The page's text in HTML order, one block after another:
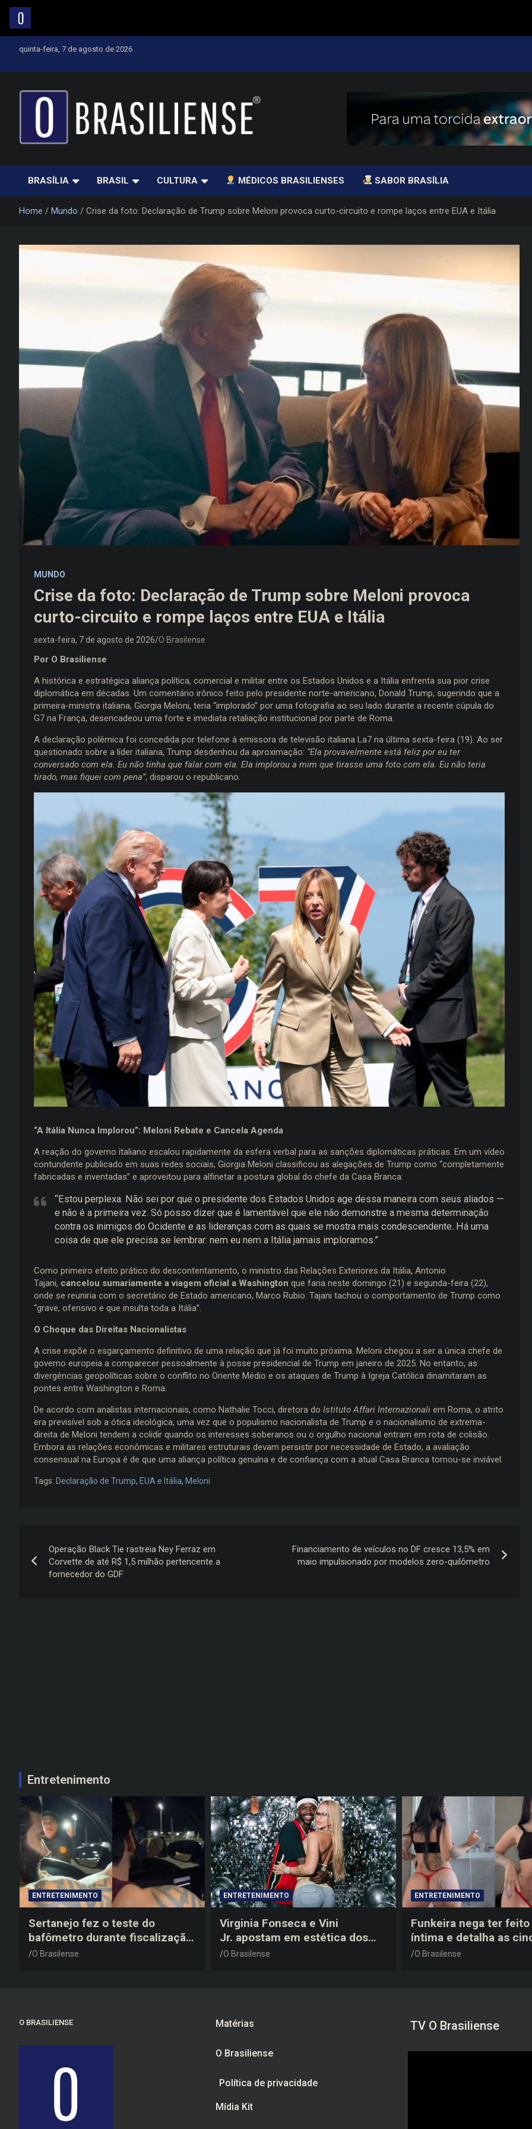
quinta-feira, 7 de agosto de 2026
BRASÍLIA BRASIL CULTURA MÉDICOS BRASILIENSES SABOR BRASÍLIA
Home Mundo Crise da foto: Declaração de Trump sobre Meloni provoca curto-circuito e rompe laços entre EUA e Itália
MUNDO
Crise da foto: Declaração de Trump sobre Meloni provoca
curto-circuito e rompe laços entre EUA e Itália
sexta-feira, 7 de agosto de 2026 O Brasilense
Por O Brasiliense
A histórica e estratégica aliança política, comercial e militar entre os Estados Unidos e a Itália enfrenta sua pior crise
diplomática em décadas. Um comentário irônico feito pelo presidente norte-americano, Donald Trump, sugerindo que a
primeira-ministra italiana, Giorgia Meloni, teria “implorado” por uma fotografia ao seu lado durante a recente cúpula do
G7 na França, desencadeou uma forte e imediata retaliação institucional por parte de Roma.
A declaração polêmica foi concedida por telefone à emissora de televisão italiana La7 na última sexta-feira (19). Ao ser
questionado sobre a líder italiana, Trump desdenhou da aproximação: “Ela provavelmente está feliz por eu ter
conversado com ela. Eu não tinha que falar com ela. Ela implorou a mim que tirasse uma foto com ela. Eu não teria
tirado, mas fiquei com pena”, disparou o republicano.
“A Itália Nunca Implorou”: Meloni Rebate e Cancela Agenda
A reação do governo italiano escalou rapidamente da esfera verbal para as sanções diplomáticas práticas. Em um vídeo
contundente publicado em suas redes sociais, Giorgia Meloni classificou as alegações de Trump como “completamente
fabricadas e inventadas” e aproveitou para alfinetar a postura global do chefe da Casa Branca:
“Estou perplexa. Não sei por que o presidente dos Estados Unidos age dessa maneira com seus aliados —
e não é a primeira vez. Só posso dizer que é lamentável que ele não demonstre a mesma determinação
contra os inimigos do Ocidente e as lideranças com as quais se mostra mais condescendente. Há uma
coisa de que ele precisa se lembrar: nem eu nem a Itália jamais imploramos.”
Como primeiro efeito prático do descontentamento, o ministro das Relações Exteriores da Itália, Antonio
Tajani, cancelou sumariamente a viagem oficial a Washington que faria neste domingo (21) e segunda-feira (22),
onde se reuniria com o secretário de Estado americano, Marco Rubio. Tajani tachou o comportamento de Trump como
“grave, ofensivo e que insulta toda a Itália”.
O Choque das Direitas Nacionalistas
A crise expõe o esgarçamento definitivo de uma relação que já foi muito próxima. Meloni chegou a ser a única chefe de
governo europeia a comparecer pessoalmente à posse presidencial de Trump em janeiro de 2025. No entanto, as
divergências geopolíticas sobre o conflito no Oriente Médio e os ataques de Trump à Igreja Católica dinamitaram as
pontes entre Washington e Roma.
De acordo com analistas internacionais, como Nathalie Tocci, diretora do Istituto Affari Internazionali em Roma, o atrito
era previsível sob a ótica ideológica, uma vez que o populismo nacionalista de Trump e o nacionalismo de extrema-
direita de Meloni tendem a colidir quando os interesses soberanos ou o orgulho nacional entram em rota de colisão.
Embora as relações econômicas e militares estruturais devam persistir por necessidade de Estado, a avaliação
consensual na Europa é de que uma aliança política genuína e de confiança com a atual Casa Branca tornou-se inviável.
Tags: Declaração de Trump, EUA e Itália, Meloni
de
Operação Black Tie rastreia Ney Ferraz em
Corvette de até R$ 1,5 milhão pertencente a
fornecedor do GDF
Financiamento de veículos no DF cresce 13,5% em
maio impulsionado por modelos zero-quilômetro
Entretenimento
ENTRETENIMENTO
Sertanejo fez o teste do
bafômetro durante fiscalização
na estrada, deu resultado
O Brasilense
ENTRETENIMENTO
Virginia Fonseca e Vini
Jr. apostam em estética dos
anos 2000 em festa de
O Brasilense
ENTRETENIMENTO
Funkeira nega ter
íntima e detalha as
plásticas que realizou
O Brasilense
O BRASILIENSE Matérias
O Brasiliense
Política de privacidade
Mídia Kit
TV O Brasiliense